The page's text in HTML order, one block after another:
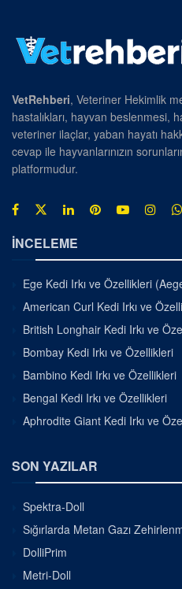
VetRehberi, Veteriner Hekimlik
hastalıkları, hayvan beslenmesi,
veteriner ilaçlar, yaban hayatı
cevap ile hayvanlarınızın
platformudur.
İNCELEME
Ege Kedi Irkı ve Özellikleri
American Curl Kedi Irkı ve
British Longhair Kedi Irkı ve
Bombay Kedi Irkı ve Özellikleri
Bambino Kedi Irkı ve Özellikleri
Bengal Kedi Irkı ve Özellikleri
Aphrodite Giant Kedi Irkı ve
SON YAZILAR
Spektra-Doll
Sığırlarda Metan Gazı
DolliPrim
Metri-Doll